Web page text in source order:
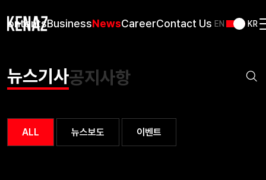
ContentsBusinessNewsCareerContact Us EN KR
뉴스기사공지사항
ALL 뉴스보도 이벤트